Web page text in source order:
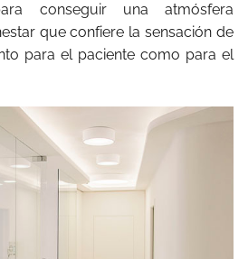
conseguir una atmósfera
que confiere la sensación de
para el paciente como para el